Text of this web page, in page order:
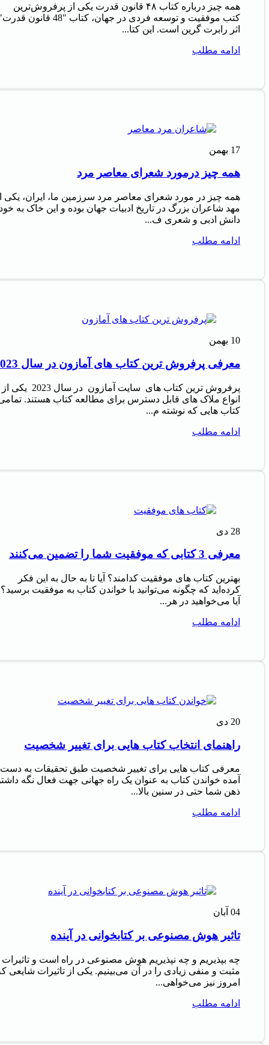
همه چیز درباره کتاب ۴۸ قانون قدرت یکی از پرفروش‌ترین
کتب موفقیت و توسعه فردی در جهان، کتاب "48 قانون
اثر رابرت گرین است. این کتا...
ادامه مطلب
17 بهمن
همه چیز درمورد شعرای معاصر مرد
همه چیز در مورد شعرای معاصر مرد سرزمین ما، ایران، یکی
مهد شاعران بزرگ در تاریخ ادبیات جهان بوده و این خاک به
دانش ادبی و شعری ف...
ادامه مطلب
10 بهمن
معرفی پرفروش‌ ترین کتاب‌ های آمازون در سال 2023
پرفروش‌ ترین کتاب‌ های سایت آمازون در سال 2023 یکی از
انواع ملاک‌ های قابل دسترس برای مطالعه کتاب هستند.
کتاب‌ هایی که نوشته م...
ادامه مطلب
28 دی
معرفی 3 کتابی که موفقیت شما را تضمین می‌کنند
بهترین کتاب های موفقیت کدامند؟ آیا تا به حال به این فکر
کرده‌اید که چگونه می‌توانید با خواندن کتاب به موفقیت برسید؟
آیا می‌خواهید در هر...
ادامه مطلب
20 دی
راهنمای انتخاب کتاب هایی برای تغییر شخصیت
معرفی کتاب هایی برای تغییر شخصیت طبق تحقیقات به دست
آمده خواندن کتاب به عنوان یک راه جهانی جهت فعال نگه
ذهن شما حتی در سنین بالا...
ادامه مطلب
04 آبان
تاثیر هوش مصنوعی بر کتابخوانی در آینده
چه بپذیریم و چه نپذیریم هوش مصنوعی در راه است و تاثیرات
مثبت و منفی زیادی را در آن می‌بینیم. یکی از تاثیرات شایعی
امروز نیز می‌خواهی...
ادامه مطلب